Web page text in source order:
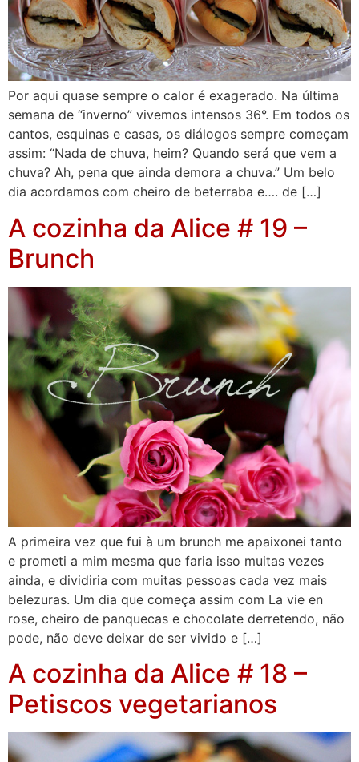
Por aqui quase sempre o calor é exagerado. Na última
semana de “inverno” vivemos intensos 36°. Em todos os
cantos, esquinas e casas, os diálogos sempre começam
assim: “Nada de chuva, heim? Quando será que vem a
chuva? Ah, pena que ainda demora a chuva.” Um belo
dia acordamos com cheiro de beterraba e…. de […]
A cozinha da Alice # 19 –
Brunch
A primeira vez que fui à um brunch me apaixonei tanto
e prometi a mim mesma que faria isso muitas vezes
ainda, e dividiria com muitas pessoas cada vez mais
belezuras. Um dia que começa assim com La vie en
rose, cheiro de panquecas e chocolate derretendo, não
pode, não deve deixar de ser vivido e […]
A cozinha da Alice # 18 –
Petiscos vegetarianos